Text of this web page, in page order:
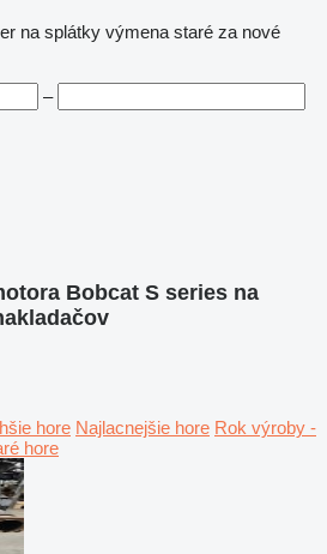
na splátky výmena staré za nové
–
Bobcat S series na
hore Najlacnejšie hore Rok výroby -
hore